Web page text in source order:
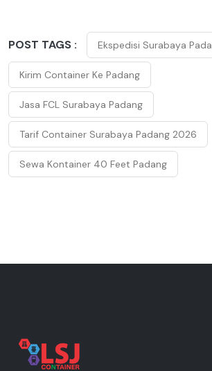
POST TAGS : Ekspedisi Surabaya
Kirim Container Ke Padang
Jasa FCL Surabaya Padang
Tarif Container Surabaya Padang 2026
Sewa Kontainer 40 Feet Padang